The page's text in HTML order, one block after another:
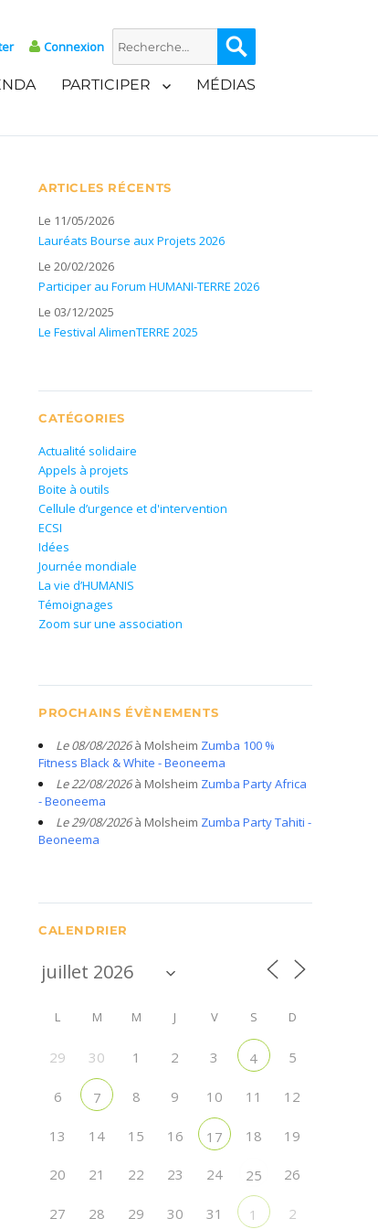
Connexion
Recherche
pour :
PARTICIPER MÉDIAS
ARTICLES RÉCENTS
Le 11/05/2026
Lauréats Bourse aux Projets 2026
Le 20/02/2026
Participer au Forum HUMANI-TERRE 2026
Le 03/12/2025
Le Festival AlimenTERRE 2025
CATÉGORIES
Actualité solidaire
Appels à projets
Boite à outils
Cellule d’urgence et d'intervention
ECSI
Idées
Journée mondiale
La vie d’HUMANIS
Témoignages
Zoom sur une association
PROCHAINS ÉVÈNEMENTS
Le 08/08/2026à Molsheim Zumba 100 %
Fitness Black & White - Beoneema
Le 22/08/2026à Molsheim Zumba Party Africa
- Beoneema
Le 29/08/2026à Molsheim Zumba Party Tahiti -
Beoneema
CALENDRIER
L M M J V S D
29 30 1 2 3 4 5
6 7 8 9 10 11 12
13 14 15 16 17 18 19
20 21 22 23 24 25 26
27 28 29 30 31 1 2